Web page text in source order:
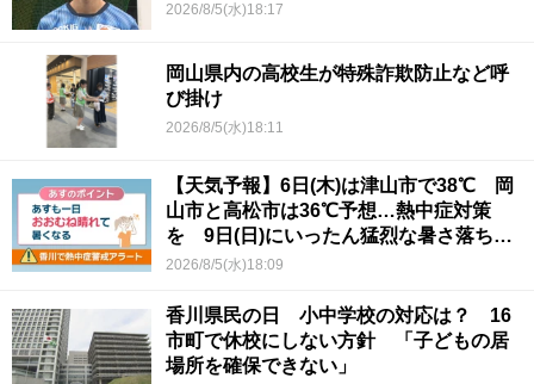
2026/8/5(水)18:17
岡山県内の高校生が特殊詐欺防止など呼
び掛け
2026/8/5(水)18:11
【天気予報】6日(木)は津山市で38℃ 岡
山市と高松市は36℃予想…熱中症対策
を 9日(日)にいったん猛烈な暑さ落ち着
くか
2026/8/5(水)18:09
香川県民の日 小中学校の対応は？ 16
市町で休校にしない方針 「子どもの居
場所を確保できない」